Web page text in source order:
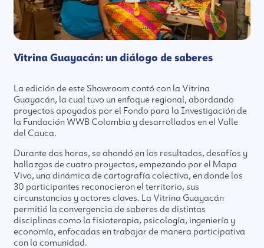
Vitrina Guayacán: un diálogo de saberes
La edición de este Showroom contó con la Vitrina
Guayacán, la cual tuvo un enfoque regional, abordando
proyectos apoyados por el Fondo para la Investigación de
la Fundación WWB Colombia y desarrollados en el Valle
del Cauca.
Durante dos horas, se ahondó en los resultados, desafíos y
hallazgos de cuatro proyectos, empezando por el Mapa
Vivo, una dinámica de cartografía colectiva, en donde los
30 participantes reconocieron el territorio, sus
circunstancias y actores claves. La Vitrina Guayacán
permitió la convergencia de saberes de distintas
disciplinas como la fisioterapia, psicología, ingeniería y
economía, enfocadas en trabajar de manera participativa
con la comunidad.